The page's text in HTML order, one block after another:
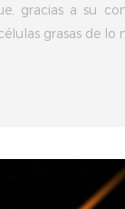
gracias a su
grasas de lo